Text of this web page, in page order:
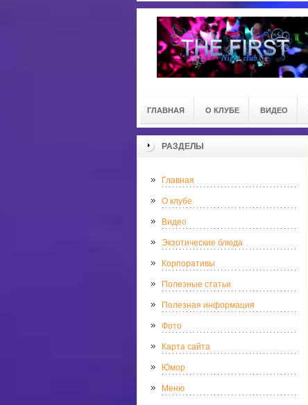
ГЛАВНАЯ О КЛУБЕ ВИДЕО
РАЗДЕЛЫ
Главная
О клубе
Видео
Экзотические блюда
Корпоративы
Полезные статьи
Полезная информация
Фото
Карта сайта
Юмор
Меню